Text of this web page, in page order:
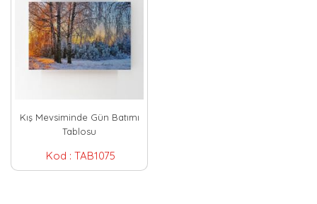
Kış Mevsiminde Gün Batımı
Tablosu
Kod : TAB1075